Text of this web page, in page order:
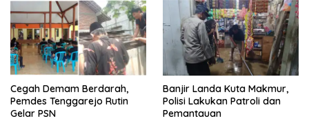
Cegah Demam Berdarah,
Pemdes Tenggarejo Rutin
Gelar PSN
Banjir Landa Kuta Makmur,
Polisi Lakukan Patroli dan
Pemantauan